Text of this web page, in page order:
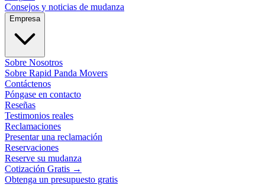
Consejos y noticias de mudanza
Empresa
Sobre Nosotros
Sobre Rapid Panda Movers
Contáctenos
Póngase en contacto
Reseñas
Testimonios reales
Reclamaciones
Presentar una reclamación
Reservaciones
Reserve su mudanza
Cotización Gratis →
Obtenga un presupuesto gratis